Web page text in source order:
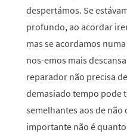
despertámos. Se
profundo, ao acordar
mas se acordamos
nos-emos mais
reparador não precisa
demasiado tempo pode
semelhantes aos de
importante não é